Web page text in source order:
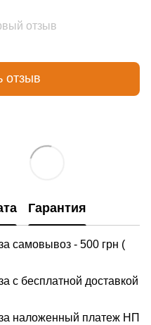
отзыв
отзыв
Гарантия
самовывоз - 500 грн (
с бесплатной доставкой
наложенный платеж НП